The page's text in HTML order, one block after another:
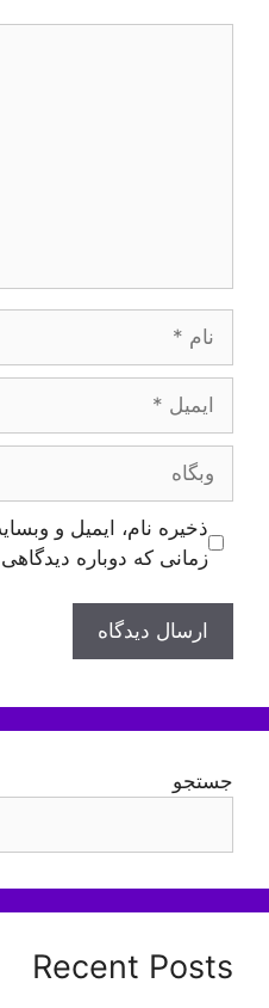
وبگاه
ذخیره نام، ایمیل و
زمانی که دوباره
جستجو
Recent Posts